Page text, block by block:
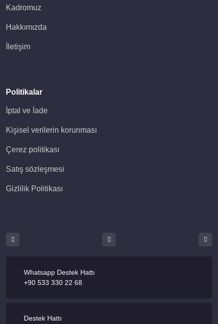
Kadromuz
Hakkımızda
İletişim
Politikalar
İptal ve İade
Kişisel verilerin korunması
Çerez politikası
Satış sözleşmesi
Gizlilik Politikası
Whatsapp Destek Hattı
+90 533 330 22 68
Destek Hattı